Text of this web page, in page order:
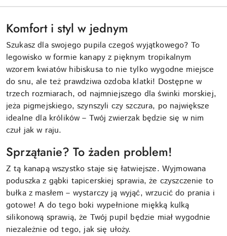
Komfort i styl w jednym
Szukasz dla swojego pupila czegoś wyjątkowego? To
legowisko w formie kanapy z pięknym tropikalnym
wzorem kwiatów hibiskusa to nie tylko wygodne miejsce
do snu, ale też prawdziwa ozdoba klatki! Dostępne w
trzech rozmiarach, od najmniejszego dla świnki morskiej,
jeża pigmejskiego, szynszyli czy szczura, po największe
idealne dla królików – Twój zwierzak będzie się w nim
czuł jak w raju.
Sprzątanie? To żaden problem!
Z tą kanapą wszystko staje się łatwiejsze. Wyjmowana
poduszka z gąbki tapicerskiej sprawia, że czyszczenie to
bułka z masłem – wystarczy ją wyjąć, wrzucić do prania i
gotowe! A do tego boki wypełnione miękką kulką
silikonową sprawią, że Twój pupil będzie miał wygodnie
niezależnie od tego, jak się ułoży.